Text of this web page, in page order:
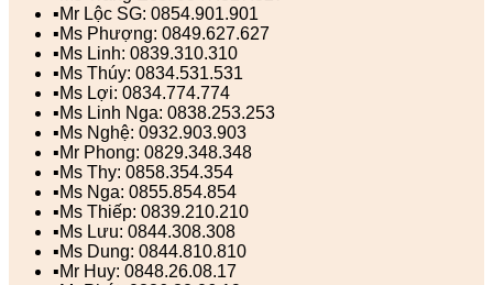
▪️Mr Lộc SG: 0854.901.901
▪️Ms Phượng: 0849.627.627
▪️Ms Linh: 0839.310.310
▪️Ms Thúy: 0834.531.531
▪️Ms Lợi: 0834.774.774
▪️Ms Linh Nga: 0838.253.253
▪️Ms Nghệ: 0932.903.903
▪️Mr Phong: 0829.348.348
▪️Ms Thy: 0858.354.354
▪️Ms Nga: 0855.854.854
▪️Ms Thiếp: 0839.210.210
▪️Ms Lưu: 0844.308.308
▪️Ms Dung: 0844.810.810
▪️Mr Huy: 0848.26.08.17